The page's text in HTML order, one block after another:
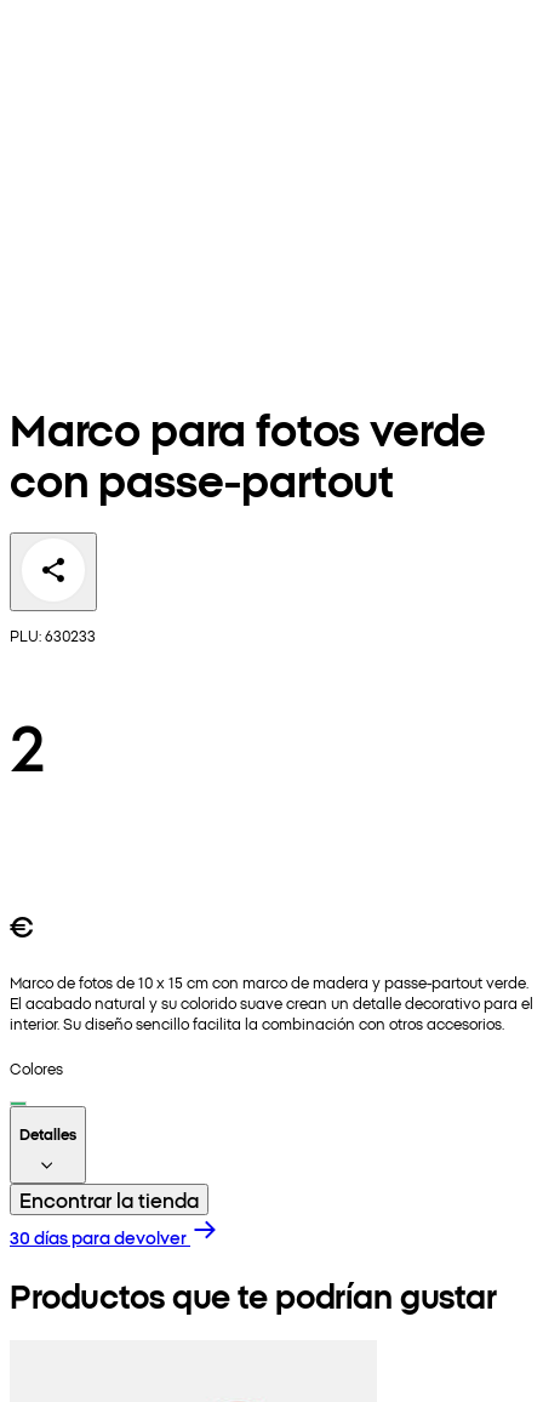
Marco para fotos verde
con passe-partout
PLU: 630233
2
€
Marco de fotos de 10 x 15 cm con marco de madera y passe-partout verde.
El acabado natural y su colorido suave crean un detalle decorativo para el
interior. Su diseño sencillo facilita la combinación con otros accesorios.
Colores
Detalles
Encontrar la tienda
30 días para devolver
Productos que te podrían gustar